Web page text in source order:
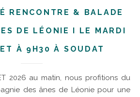
RENCONTRE & BALADE
DE LÉONIE I LE MARDI
À 9H30 À SOUDAT
des ânes de Léonie pour une